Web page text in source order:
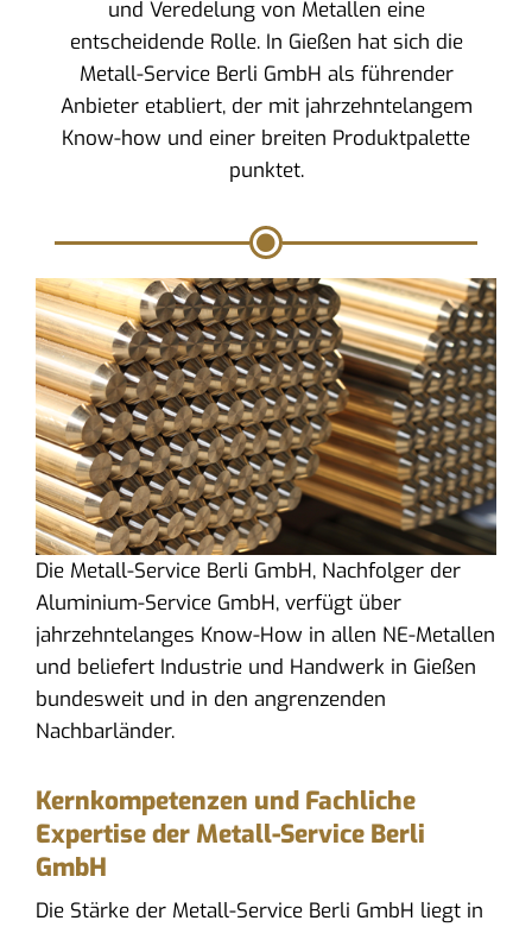
und Veredelung von Metallen eine
entscheidende Rolle. In Gießen hat sich die
Metall-Service Berli GmbH als führender
Anbieter etabliert, der mit jahrzehntelangem
Know-how und einer breiten Produktpalette
punktet.
Die Metall-Service Berli GmbH, Nachfolger der
Aluminium-Service GmbH, verfügt über
jahrzehntelanges Know-How in allen NE-Metallen
und beliefert Industrie und Handwerk in Gießen
bundesweit und in den angrenzenden
Nachbarländer.
Kernkompetenzen und Fachliche
Expertise der Metall-Service Berli
GmbH
Die Stärke der Metall-Service Berli GmbH liegt in